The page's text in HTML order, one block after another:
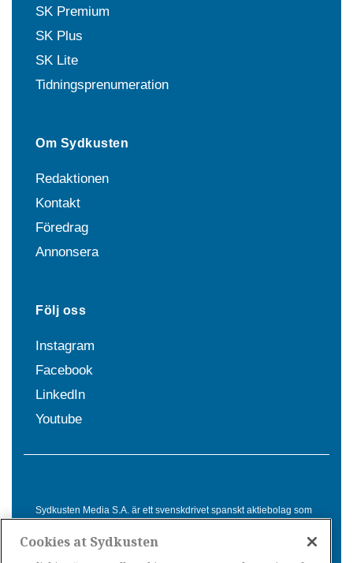
SK Premium
SK Plus
SK Lite
Tidningsprenumeration
Om Sydkusten
Redaktionen
Kontakt
Föredrag
Annonsera
Följ oss
Instagram
Facebook
LinkedIn
Youtube
Sydkusten Media S.A. är ett svenskdrivet spanskt aktiebolag som
Spanien. Genom nyhetsbevakning av hela Spanien, med bas på
Cookies at Sydkusten